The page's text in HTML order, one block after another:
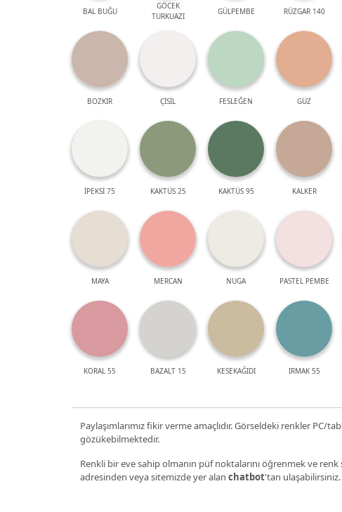
BAL BUĞU
GÖCEK
TURKUAZI
GÜLPEMBE RÜZGAR 140
BOZKIR ÇİSİL FESLEĞEN GÜZ
İPEKSİ 75 KAKTÜS 25 KAKTÜS 95 KALKER
MAYA MERCAN NUGA PASTEL PEMBE
KORAL 55 BAZALT 15 KESEKAĞIDI IRMAK 55
Paylaşımlarımız fikir verme amaçlıdır. Görseldeki renkler PC/
gözükebilmektedir.
Renkli bir eve sahip olmanın püf noktalarını öğrenmek ve
adresinden veya sitemizde yer alan chatbot'tan ulaşabilirsiniz.